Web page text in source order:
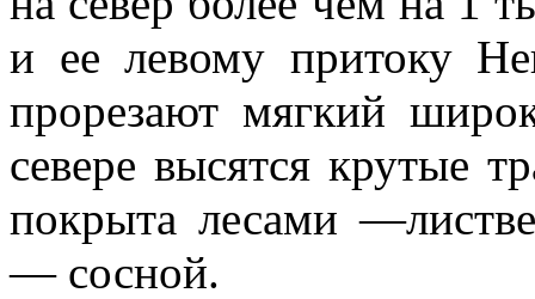
и ее левому притоку
прорезают мягкий
севере высятся крутые
покрыта лесами
— сосной.